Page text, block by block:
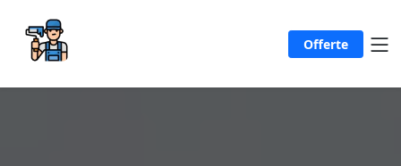
Offerte